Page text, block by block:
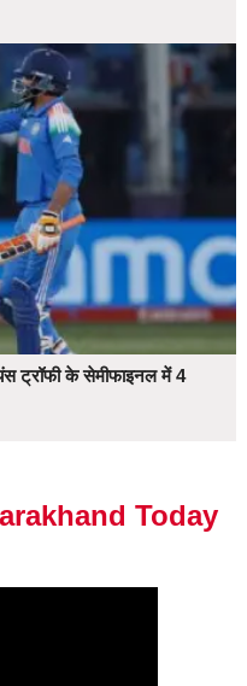
ट्रॉफी के सेमीफाइनल में 4
Today